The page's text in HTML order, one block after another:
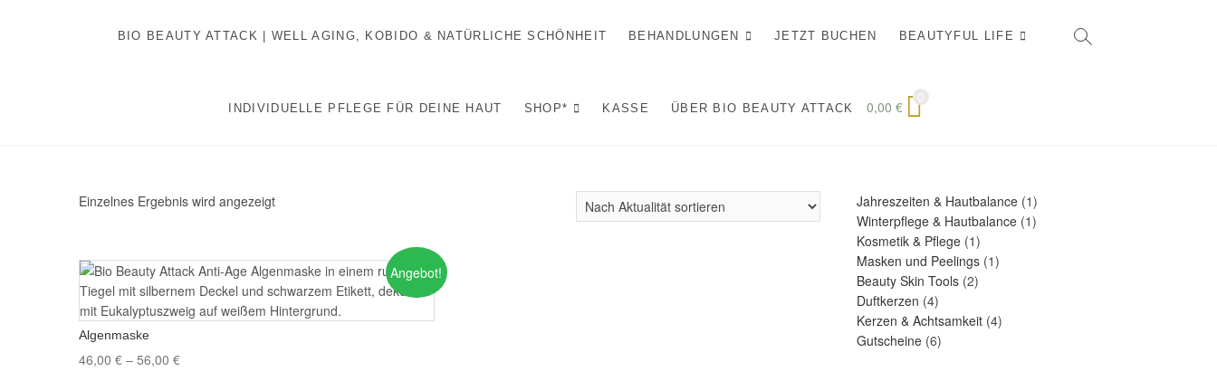
BIO BEAUTY ATTACK | WELL AGING, KOBIDO & NATÜRLICHE SCHÖNHEIT BEHANDLUNGEN JETZT BUCHEN BEAUTYFUL LIFE
INDIVIDUELLE PFLEGE FÜR DEINE HAUT SHOP* KASSE ÜBER BIO BEAUTY ATTACK 0,00 €
Einzelnes Ergebnis wird angezeigt
Angebot!
Algenmaske
46,00 € – 56,00 €
Jahreszeiten & Hautbalance 11
Produkt
Winterpflege & Hautbalance 11
Kosmetik & Pflege 11
Produkt
Masken und Peelings 11
Beauty Skin Tools 22
Duftkerzen 44
Produkte
Kerzen & Achtsamkeit 44
Gutscheine 66